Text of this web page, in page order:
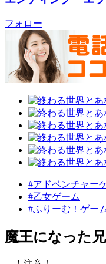
フォロー
#アドベンチャー
#乙女ゲーム
#ふりーむ！ゲー
魔王になった